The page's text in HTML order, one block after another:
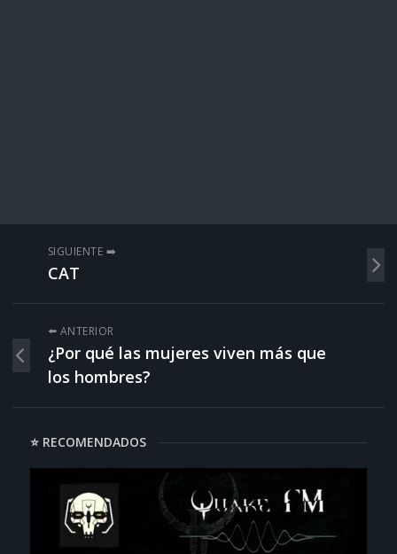
SIGUIENTE ➡️
CAT
⬅️ ANTERIOR
¿Por qué las mujeres viven más que
los hombres?
⭐ RECOMENDADOS